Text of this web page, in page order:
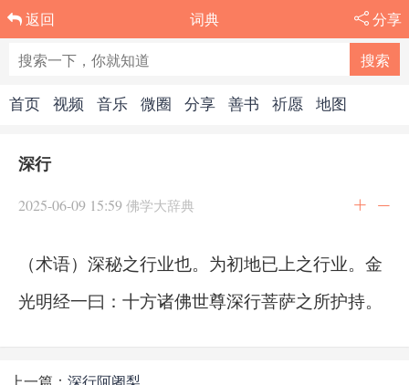
返回 词典 分享
首页 视频 音乐 微圈 分享 善书 祈愿 地图
深行
2025-06-09 15:59 佛学大辞典
（术语）深秘之行业也。为初地已上之行业。金
光明经一曰：十方诸佛世尊深行菩萨之所护持。
上一篇： 深行阿阇梨